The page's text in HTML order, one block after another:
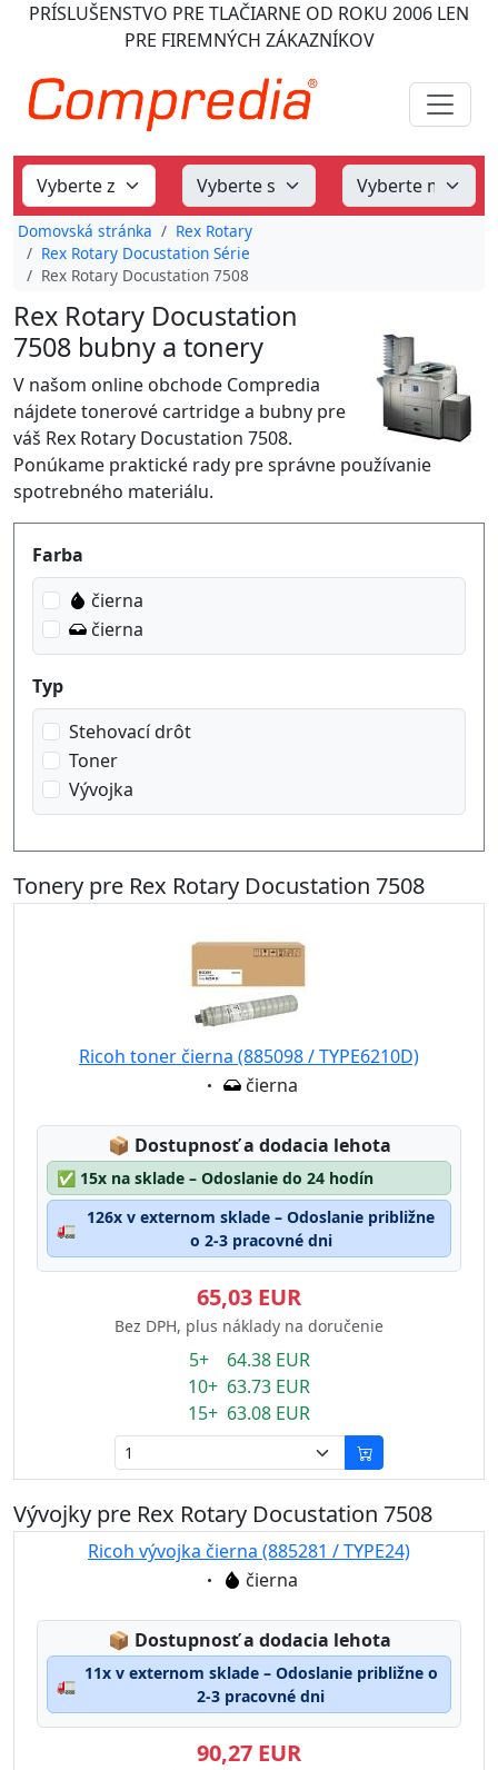
PRÍSLUŠENSTVO PRE TLAČIARNE OD ROKU 2006 LEN
PRE FIREMNÝCH ZÁKAZNÍKOV
Domovská stránka
Rex Rotary
Rex Rotary Docustation Série
Rex Rotary Docustation 7508
Rex Rotary Docustation
7508 bubny a tonery
V našom online obchode Compredia
nájdete tonerové cartridge a bubny pre
váš Rex Rotary Docustation 7508.
Ponúkame praktické rady pre správne používanie
spotrebného materiálu.
Produktfilter
Farba
čierna
čierna
Typ
Stehovací drôt
Toner
Vývojka
Tonery pre Rex Rotary Docustation 7508
Ricoh toner čierna (885098 / TYPE6210D)
Eigenschaft:
čierna
📦 Lagerstatus:
Dostupnosť a dodacia lehota
✅ 15x na sklade – Odoslanie do 24 hodín
🚛
126x v externom sklade – Odoslanie približne
o 2-3 pracovné dni
65,03 EUR
Bez DPH, plus náklady na doručenie
5+ 64.38 EUR
10+ 63.73 EUR
15+ 63.08 EUR
Vývojky pre Rex Rotary Docustation 7508
Ricoh vývojka čierna (885281 / TYPE24)
Eigenschaft:
čierna
📦 Lagerstatus:
Dostupnosť a dodacia lehota
🚛
11x v externom sklade – Odoslanie približne o
2-3 pracovné dni
90,27 EUR